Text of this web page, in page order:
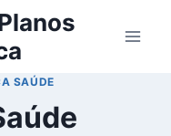
SAÚDE